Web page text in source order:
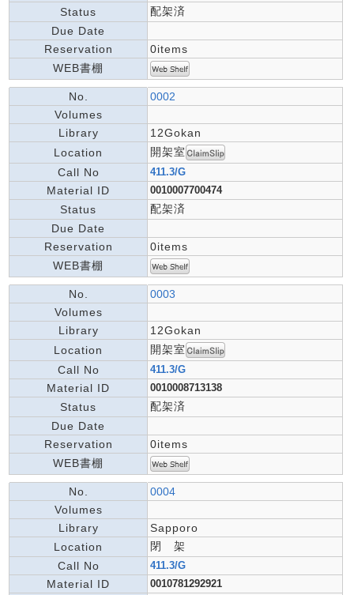
Status
配架済
Due Date
Reservation
0items
WEB書棚
No.
0002
Volumes
Library
12Gokan
Location
開架室
Call No
411.3/G
Material ID 0010007700474
Status
配架済
Due Date
Reservation
0items
WEB書棚
No.
0003
Volumes
Library
12Gokan
Location
開架室
Call No
411.3/G
Material ID 0010008713138
Status
配架済
Due Date
Reservation
0items
WEB書棚
No.
0004
Volumes
Library
Sapporo
Location
閉 架
Call No
411.3/G
Material ID 0010781292921